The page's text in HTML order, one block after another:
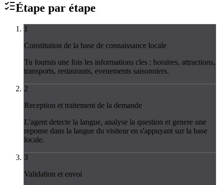
Étape par étape
1
Constitution de la base de connaissance locale
Tu fournis une fois les informations cles : horaires, attractions,
transports, restaurants, evenements saisonniers.
2
Reception et traitement de la demande
L'agent detecte la langue, analyse la question et genere une
reponse dans la langue du visiteur en s'appuyant sur la base
locale.
3
Validation et envoi